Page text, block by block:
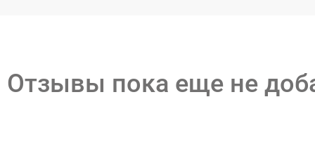
Отзывы пока еще не